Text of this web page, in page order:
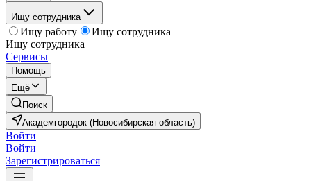
Ищу сотрудника
Ищу работу
Ищу сотрудника
Ищу сотрудника
Сервисы
Помощь
Ещё
Поиск
Академгородок (Новосибирская область)
Войти
Войти
Зарегистрироваться